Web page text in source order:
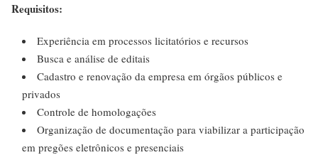
Requisitos:
Experiência em processos licitatórios e recursos
Busca e análise de editais
Cadastro e renovação da empresa em órgãos públicos e
privados
Controle de homologações
Organização de documentação para viabilizar a participação
em pregões eletrônicos e presenciais